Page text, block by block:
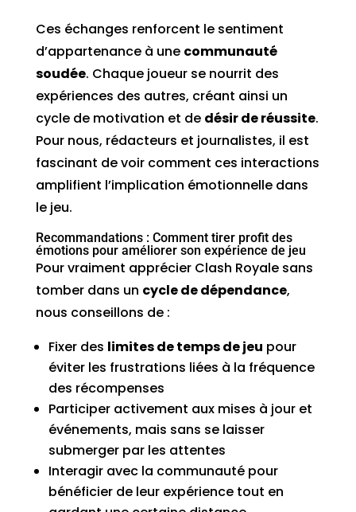
Ces échanges renforcent le sentiment
d’appartenance à une communauté
soudée. Chaque joueur se nourrit des
expériences des autres, créant ainsi un
cycle de motivation et de désir de réussite.
Pour nous, rédacteurs et journalistes, il est
fascinant de voir comment ces interactions
amplifient l’implication émotionnelle dans
le jeu.
Recommandations : Comment tirer profit des
émotions pour améliorer son expérience de jeu
Pour vraiment apprécier Clash Royale sans
tomber dans un cycle de dépendance,
nous conseillons de :
Fixer des limites de temps de jeu pour
éviter les frustrations liées à la fréquence
des récompenses
Participer activement aux mises à jour et
événements, mais sans se laisser
submerger par les attentes
Interagir avec la communauté pour
bénéficier de leur expérience tout en